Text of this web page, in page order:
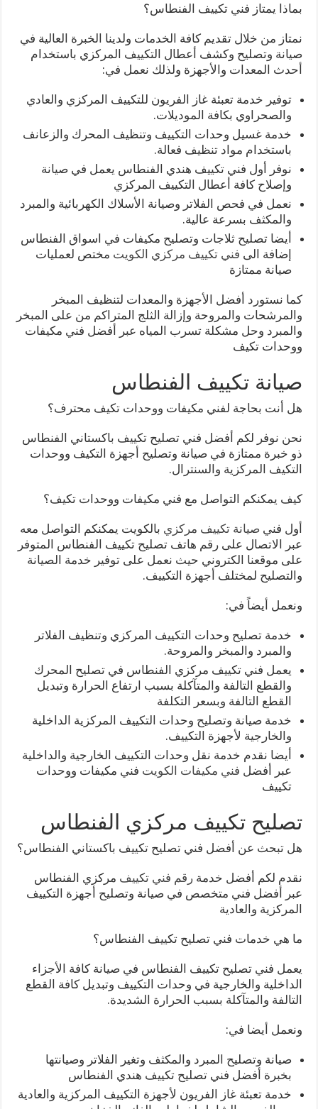
بماذا يمتاز فني تكييف الفنطاس؟
نمتاز من خلال تقديم كافة الخدمات ولدينا الخبرة العالية في
صيانة وتصليح وكشف أعطال التكييف المركزي باستخدام
أحدث المعدات والأجهزة ولذلك نعمل في:
توفير خدمة تعبئة غاز الفريون للتكييف المركزي والعادي
والصحراوي بكافة الموديلات.
خدمة غسيل وحدات التكييف وتنظيف المحرك والزعانف
باستخدام مواد تنظيف فعالة.
نوفر أول فني تكييف هندي الفنطاس يعمل في صيانة
وإصلاح كافة أعطال التكييف المركزي
نعمل في فحص الفلاتر وصيانة الأسلاك الكهربائية والمبرد
والمكثف بسرعة عالية.
أيضا تصليح ثلاجات وتصليح مكيفات في اسواق الفنطاس
إضافة الى فني تكييف مركزي الكويت مختص لعمليات
صيانة ممتازة
كما نستورد أفضل الأجهزة والمعدات لتنظيف المبخر
والمرشحات والمروحة وإزالة الثلج المتراكم من على المبخر
والمبرد وحل مشكلة تسرب المياه عبر أفضل فني مكيفات
ووحدات تكيف
صيانة تكييف الفنطاس
هل أنت بحاجة لفني مكيفات ووحدات تكيف محترف؟
نحن نوفر لكم أفضل فني تصليح تكييف باكستاني الفنطاس
ذو خبرة ممتازة في صيانة وتصليح أجهزة التكيف ووحدات
التكيف المركزية والسنترال.
كيف يمكنكم التواصل مع فني مكيفات ووحدات تكيف؟
أول فنيصيانة تكييف مركزي بالكويت يمكنكم التواصل معه
عبر الاتصال على رقم هاتف تصليح تكييف الفنطاس المتوفر
على موقعنا الكتروني حيث نعمل على توفير خدمة الصيانة
والتصليح لمختلف أجهزة التكييف.
ونعمل أيضاً في:
خدمة تصليح وحدات التكييف المركزي وتنظيف الفلاتر
والمبرد والمبخر والمروحة.
يعمل فني تكييف مركزي الفنطاس في تصليح المحرك
والقطع التالفة والمتآكلة بسبب ارتفاع الحرارة وتبديل
القطع التالفة وبسعر التكلفة
خدمة صيانة وتصليح وحدات التكييف المركزية الداخلية
والخارجية لأجهزة التكييف.
أيضا نقدم خدمة نقل وحدات التكييف الخارجية والداخلية
عبر أفضل فني مكيفات الكويت فني مكيفات ووحدات
تكييف
تصليح تكييف مركزي الفنطاس
هل تبحث عن أفضل فني تصليح تكييف باكستاني الفنطاس؟
نقدم لكم أفضل خدمةرقم فني تكييف مركزي الفنطاس
عبر أفضل فني متخصص في صيانة وتصليح أجهزة التكييف
المركزية والعادية
ما هي خدمات فني تصليح تكييف الفنطاس؟
يعمل فني تصليح تكييف الفنطاس في صيانة كافة الأجزاء
الداخلية والخارجية في وحدات التكييف وتبديل كافة القطع
التالفة والمتآكلة بسبب الحرارة الشديدة.
ونعمل أيضا في:
صيانة وتصليح المبرد والمكثف وتغير الفلاتر وصيانتها
بخبرة أفضل فني تصليح تكييف هندي الفنطاس
خدمة تعبئة غاز الفريون لأجهزة التكييف المركزية والعادية